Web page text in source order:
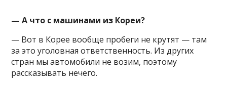
— А что с машинами из Кореи?
— Вот в Корее вообще пробеги не крутят — там
за это уголовная ответственность. Из других
стран мы автомобили не возим, поэтому
рассказывать нечего.